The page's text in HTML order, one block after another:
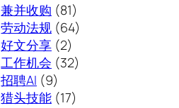
兼并收购 (81)
劳动法规 (64)
好文分享 (2)
工作机会 (32)
招聘AI (9)
猎头技能 (17)